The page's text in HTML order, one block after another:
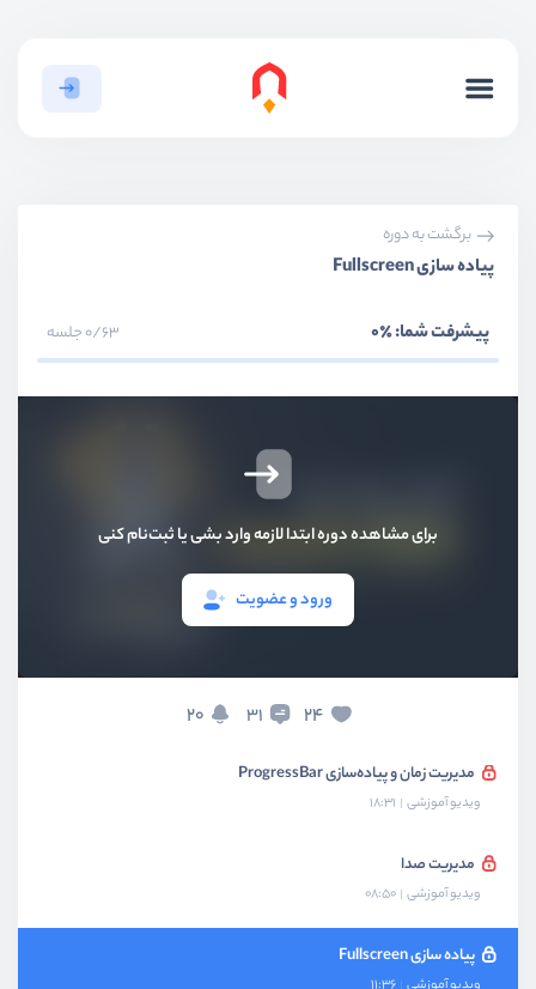
برگشت به دوره
پیاده سازی Fullscreen
پیشرفت شما:٪0 0/63 جلسه
برای مشاهده دوره ابتدا لازمه وارد بشی یا ثبت‌نام کنی
ورود و عضویت
24
31
20
بخش دوم
ویدیو آموزشی 01:46
اجرا و مدیریت وضعیت ویدیو پلیر
مدیریت زمان و پیاده‌سازی ProgressBar
ویدیو آموزشی 18:31
مدیریت صدا
ویدیو آموزشی 08:50
پیاده سازی Fullscreen